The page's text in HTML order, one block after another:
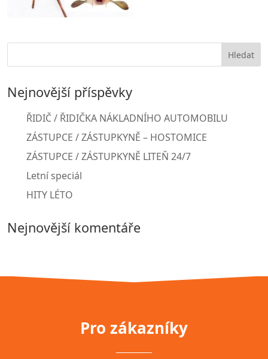
Nejnovější příspěvky
ŘIDIČ / ŘIDIČKA NÁKLADNÍHO AUTOMOBILU
ZÁSTUPCE / ZÁSTUPKYNĚ – HOSTOMICE
ZÁSTUPCE / ZÁSTUPKYNĚ LITEŇ 24/7
Letní speciál
HITY LÉTO
Nejnovější komentáře
Pro zákazníky